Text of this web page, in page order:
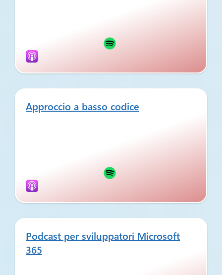
Approccio a basso codice
Podcast per sviluppatori Microsoft
365